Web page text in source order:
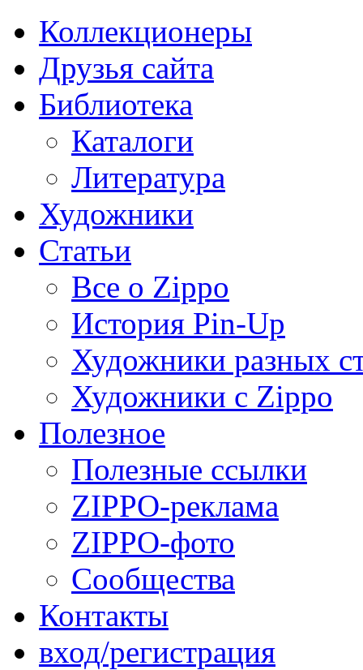
Коллекционеры
Друзья сайта
Библиотека
Каталоги
Литература
Художники
Статьи
Все о Zippo
История Pin-Up
Художники разных
Художники с Zippo
Полезное
Полезные ссылки
ZIPPO-реклама
ZIPPO-фото
Сообщества
Контакты
вход/регистрация